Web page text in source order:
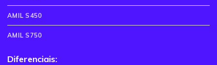
AMIL S450
AMIL S750
Diferenciais: